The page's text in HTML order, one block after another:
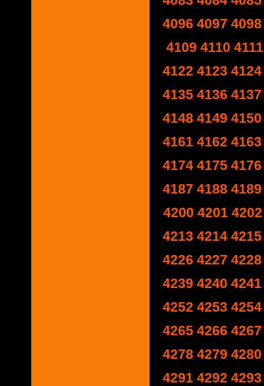
4096 4097 4098
4109 4110 4111
4122 4123 4124
4135 4136 4137
4148 4149 4150
4161 4162 4163
4174 4175 4176
4187 4188 4189
4200 4201 4202
4213 4214 4215
4226 4227 4228
4239 4240 4241
4252 4253 4254
4265 4266 4267
4278 4279 4280
4291 4292 4293